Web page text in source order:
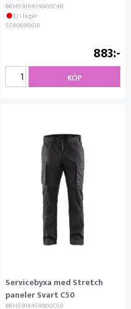
BK145918459900C46
Ej i lager
5560696618
883
KÖP
Servicebyxa med Stretch
paneler Svart C50
BK145918459900C50